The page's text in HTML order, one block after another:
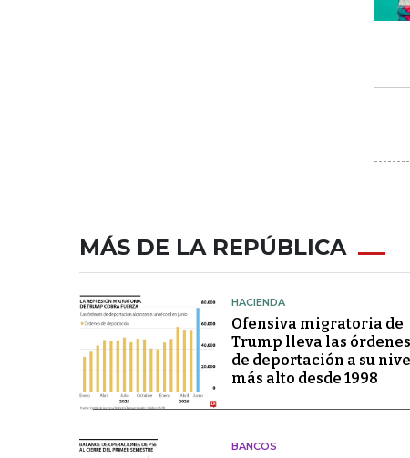
MÁS DE LA REPÚBLICA
HACIENDA
Ofensiva migratoria de
Trump lleva las órdenes
de deportación a su
más alto desde 1998
BANCOS